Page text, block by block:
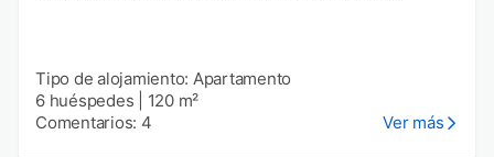
Tipo de alojamiento: Apartamento
6 huéspedes
120 m²
Comentarios: 4
Ver más